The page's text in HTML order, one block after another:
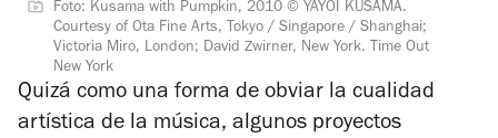
Foto: Kusama with Pumpkin, 2010 © YAYOI KUSAMA.
Courtesy of Ota Fine Arts, Tokyo / Singapore / Shanghai;
Victoria Miro, London; David Zwirner, New York. Time Out
New York
Quizá como una forma de obviar la cualidad
artística de la música, algunos proyectos